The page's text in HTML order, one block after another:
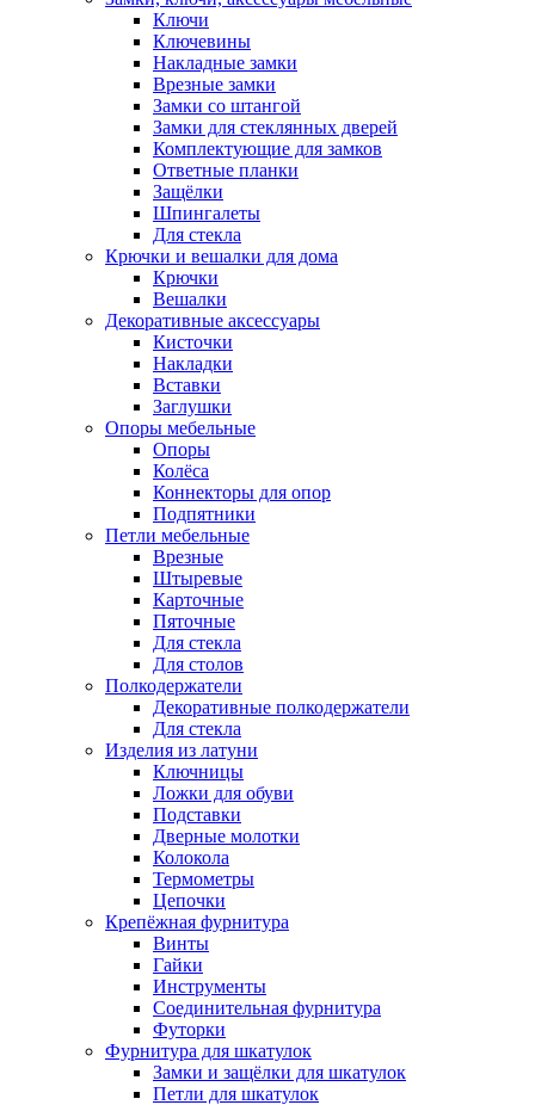
Ключи
Ключевины
Накладные замки
Врезные замки
Замки со штангой
Замки для стеклянных дверей
Комплектующие для замков
Ответные планки
Защёлки
Шпингалеты
Для стекла
Крючки и вешалки для дома
Крючки
Вешалки
Декоративные аксессуары
Кисточки
Накладки
Вставки
Заглушки
Опоры мебельные
Опоры
Колёса
Коннекторы для опор
Подпятники
Петли мебельные
Врезные
Штыревые
Карточные
Пяточные
Для стекла
Для столов
Полкодержатели
Декоративные полкодержатели
Для стекла
Изделия из латуни
Ключницы
Ложки для обуви
Подставки
Дверные молотки
Колокола
Термометры
Цепочки
Крепёжная фурнитура
Винты
Гайки
Инструменты
Соединительная фурнитура
Футорки
Фурнитура для шкатулок
Замки и защёлки для шкатулок
Петли для шкатулок